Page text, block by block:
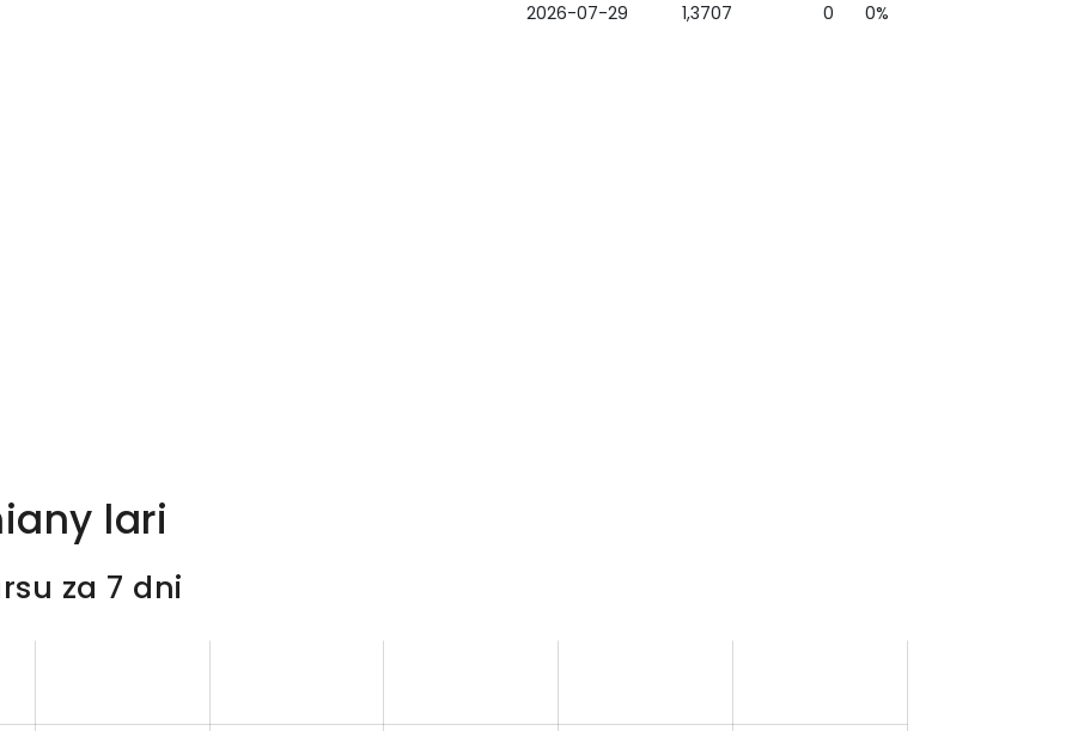
2026-07-29 1,3707 0 0%
lari
za 7 dni